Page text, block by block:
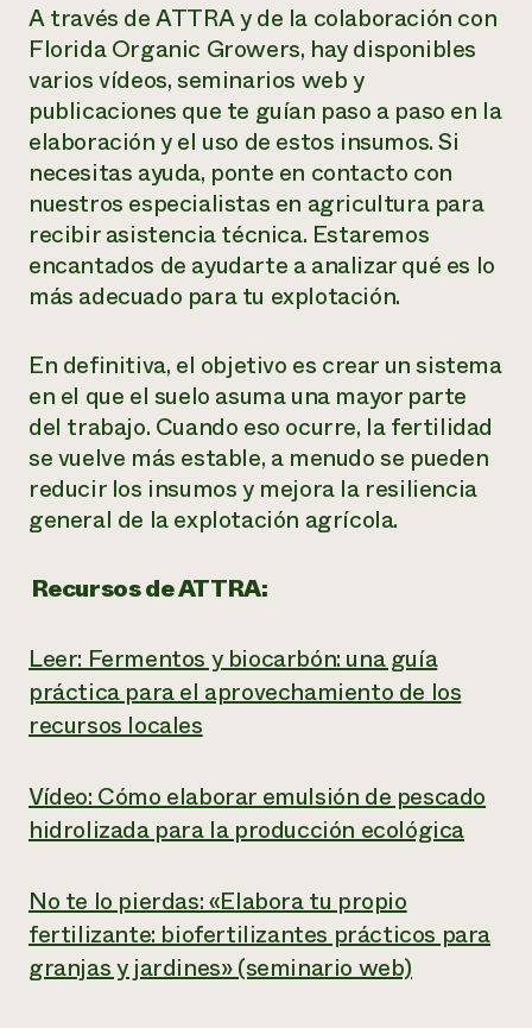
A través de ATTRA y de la colaboración con
Florida Organic Growers, hay disponibles
varios vídeos, seminarios web y
publicaciones que te guían paso a paso en la
elaboración y el uso de estos insumos. Si
necesitas ayuda, ponte en contacto con
nuestros especialistas en agricultura para
recibir asistencia técnica. Estaremos
encantados de ayudarte a analizar qué es lo
más adecuado para tu explotación.
En definitiva, el objetivo es crear un sistema
en el que el suelo asuma una mayor parte
del trabajo. Cuando eso ocurre, la fertilidad
se vuelve más estable, a menudo se pueden
reducir los insumos y mejora la resiliencia
general de la explotación agrícola.
Recursos de ATTRA:
Leer: Fermentos y biocarbón: una guía
práctica para el aprovechamiento de los
recursos locales
Vídeo: Cómo elaborar emulsión de pescado
hidrolizada para la producción ecológica
No te lo pierdas: «Elabora tu propio
fertilizante: biofertilizantes prácticos para
granjas y jardines» (seminario web)